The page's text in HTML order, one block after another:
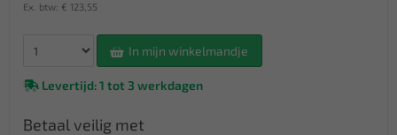
Ex. btw: € 123,55
In mijn winkelmandje
Levertijd: 1 tot 3 werkdagen
Betaal veilig met